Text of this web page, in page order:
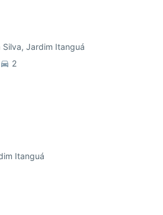
Silva, Jardim Itanguá
2
Itanguá